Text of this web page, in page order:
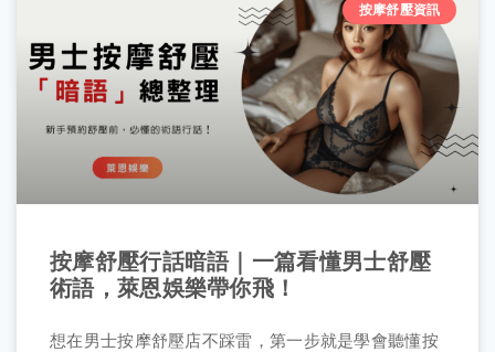
按摩舒壓資訊
按摩舒壓行話暗語｜一篇看懂男士舒壓
術語，萊恩娛樂帶你飛！
想在男士按摩舒壓店不踩雷，第一步就是學會聽懂按